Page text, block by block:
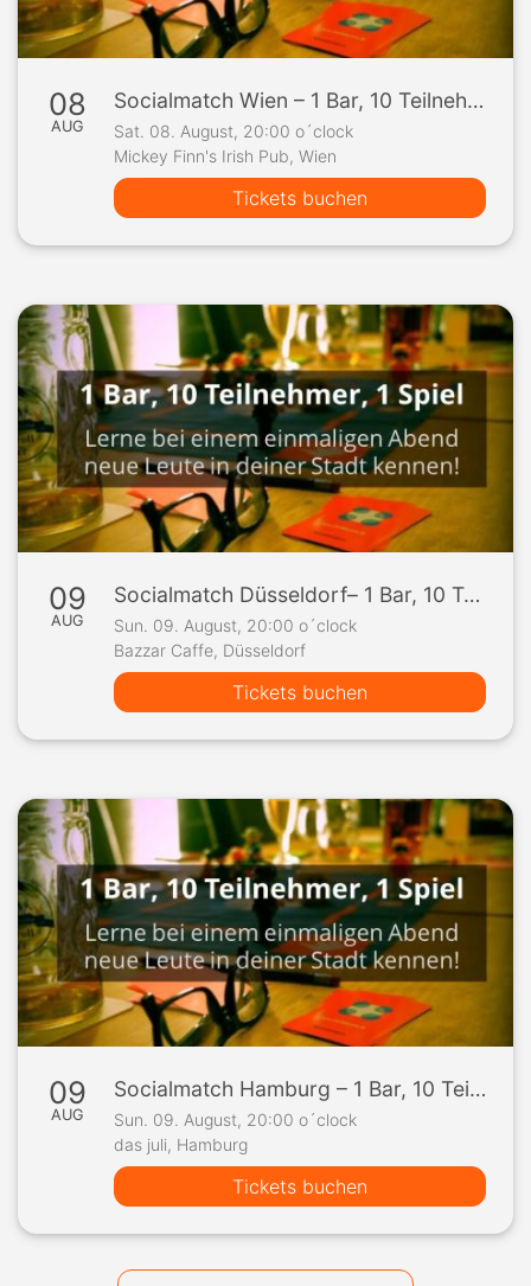
08
AUG
Socialmatch Wien – 1 Bar, 10 Teilnehmer, 1 Spiel
Sat. 08. August, 20:00 o´clock
Mickey Finn's Irish Pub, Wien
Tickets buchen
09
AUG
Socialmatch Düsseldorf– 1 Bar, 10 Teilnehmer, 1 Spiel
Sun. 09. August, 20:00 o´clock
Bazzar Caffe, Düsseldorf
Tickets buchen
09
AUG
Socialmatch Hamburg – 1 Bar, 10 Teilnehmer, 1 Spiel
Sun. 09. August, 20:00 o´clock
das juli, Hamburg
Tickets buchen